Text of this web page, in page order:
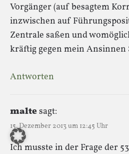
Vorgänger (auf besagtem
inzwischen auf
Zentrale saßen und
kräftig gegen mein
Antworten
maltesagt:
15. Dezember 2013 um 12:45 Uhr
Ich musste in der Frage der